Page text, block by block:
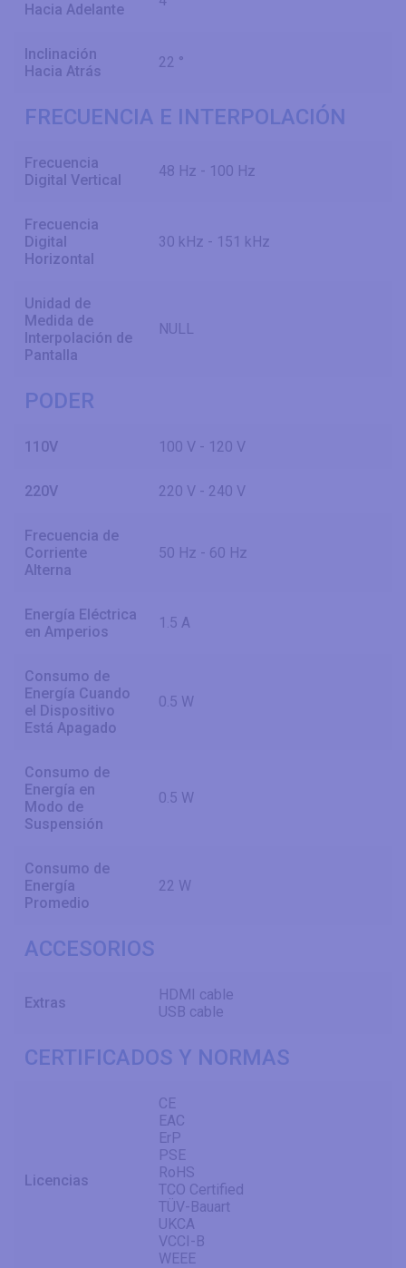
Hacia Adelante
Inclinación
Hacia Atrás
22 °
FRECUENCIA E INTERPOLACIÓN
Frecuencia
Digital Vertical
48 Hz - 100 Hz
Frecuencia
Digital
Horizontal
30 kHz - 151 kHz
Unidad de
Medida de
Interpolación de
Pantalla
NULL
PODER
110V 100 V - 120 V
220V 220 V - 240 V
Frecuencia de
Corriente
Alterna
50 Hz - 60 Hz
Energía Eléctrica
en Amperios
1.5 A
Consumo de
Energía Cuando
el Dispositivo
Está Apagado
0.5 W
Consumo de
Energía en
Modo de
Suspensión
0.5 W
Consumo de
Energía
Promedio
22 W
ACCESORIOS
Extras
HDMI cable
USB cable
CERTIFICADOS Y NORMAS
Licencias
CE
EAC
ErP
PSE
RoHS
TCO Certified
TÜV-Bauart
UKCA
VCCI-B
WEEE